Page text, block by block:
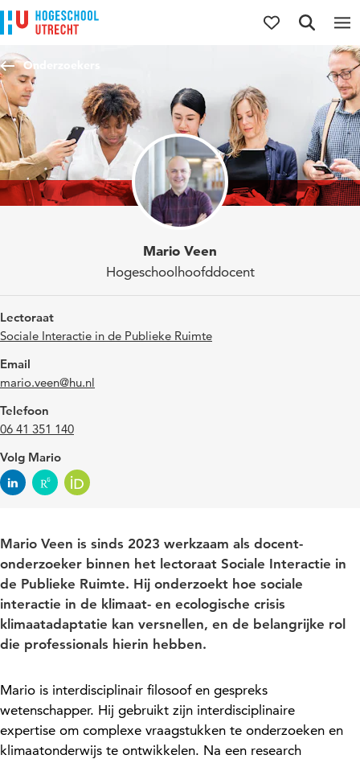
Direct naar de inhoud
Direct naar de hoofdnavigatie
Direct naar de zoekfunctie
Onderzoekers
Mario Veen
Hogeschoolhoofddocent
Lectoraat
Sociale Interactie in de Publieke Ruimte
Email
mario.veen@hu.nl
Telefoon
06 41 351 140
Volg Mario
Mario Veen is sinds 2023 werkzaam als docent-
onderzoeker binnen het lectoraat Sociale Interactie in
de Publieke Ruimte. Hij onderzoekt hoe sociale
interactie in de klimaat- en ecologische crisis
klimaatadaptatie kan versnellen, en de belangrijke rol
die professionals hierin hebben.
Mario is interdisciplinair filosoof en gespreks
wetenschapper. Hij gebruikt zijn interdisciplinaire
expertise om complexe vraagstukken te onderzoeken en
klimaatonderwijs te ontwikkelen. Na een research